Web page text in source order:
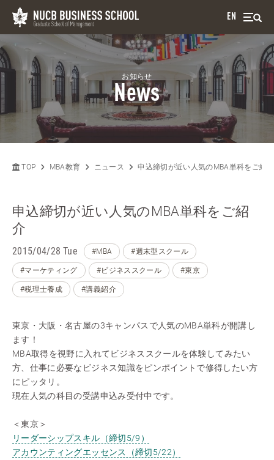
EN
お知らせ
News
TOP MBA教育 ニュース 申込締切が近い人気のMBA単科をご紹介
申込締切が近い人気のMBA単科をご紹
介
2015/04/28 Tue #MBA #週末型スクール
#マーケティング #ビジネススクール #東京
#税理士養成 #講義紹介
東京・大阪・名古屋の3キャンパスで人気のMBA単科が開講し
ます！
MBA取得を視野に入れてビジネススクールを体験してみたい
方、仕事に必要なビジネス知識をピンポイントで修得したい方
にピッタリ。
現在人気の科目の受講申込み受付中です。
＜東京＞
リーダーシップスキル（締切5/9）
アカウンティングエッセンス（締切5/22）